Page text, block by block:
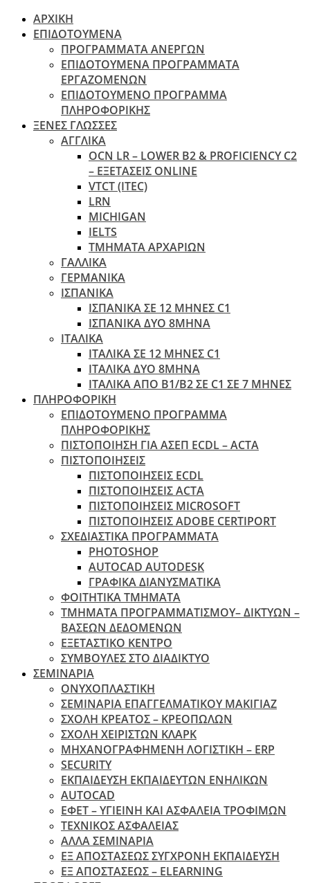
ΑΡΧΙΚΗ
ΕΠΙΔΟΤΟΥΜΕΝΑ
ΠΡΟΓΡΑΜΜΑΤΑ ΑΝΕΡΓΩΝ
ΕΠΙΔΟΤΟΥΜΕΝΑ ΠΡΟΓΡΑΜΜΑΤΑ
ΕΡΓΑΖΟΜΕΝΩΝ
ΕΠΙΔΟΤΟΥΜΕΝΟ ΠΡΟΓΡΑΜΜΑ
ΠΛΗΡΟΦΟΡΙΚΗΣ
ΞΕΝΕΣ ΓΛΩΣΣΕΣ
ΑΓΓΛΙΚΑ
OCN LR – LOWER B2 & PROFICIENCY C2
– ΕΞΕΤΆΣΕΙΣ ONLINE
VTCT (ITEC)
LRN
MICHIGAN
IELTS
ΤΜΗΜΑΤΑ ΑΡΧΑΡΙΩΝ
ΓΑΛΛΙΚΑ
ΓΕΡΜΑΝΙΚΑ
ΙΣΠΑΝΙΚΑ
ΙΣΠΑΝΙΚΑ ΣΕ 12 ΜΗΝΕΣ C1
ΙΣΠΑΝΙΚΑ ΔΥΟ 8ΜΗΝΑ
ΙΤΑΛΙΚΑ
ΙΤΑΛΙΚΑ ΣΕ 12 ΜΗΝΕΣ C1
ΙΤΑΛΙΚΑ ΔΥΟ 8ΜΗΝΑ
ΙΤΑΛΙΚΑ ΑΠΌ B1/B2 ΣΕ C1 ΣΕ 7 ΜΉΝΕΣ
ΠΛΗΡΟΦΟΡΙΚΗ
ΕΠΙΔΟΤΟΥΜΕΝΟ ΠΡΟΓΡΑΜΜΑ
ΠΛΗΡΟΦΟΡΙΚΗΣ
ΠIΣΤΟΠΟΙΗΣΗ ΓΙΑ ΑΣΕΠ ECDL – ACTA
ΠΙΣΤΟΠΟΙΗΣΕΙΣ
ΠΙΣΤΟΠΟΙΗΣΕΙΣ ECDL
ΠΙΣΤΟΠΟΙΗΣΕΙΣ ACTA
ΠΙΣΤΟΠΟΙΗΣΕΙΣ MICROSOFT
ΠΙΣΤΟΠΟΙΗΣΕΙΣ ADOBE CERTIPORT
ΣΧΕΔΙΑΣΤΙΚΑ ΠΡΟΓΡΑΜΜΑΤΑ
PHOTOSHOP
AUTOCAD AUTODESK
ΓΡΑΦΙΚΑ ΔΙΑΝΥΣΜΑΤΙΚΑ
ΦΟΙΤΗΤΙΚΑ ΤΜΗΜΑΤΑ
ΤΜΗΜΑΤΑ ΠΡΟΓΡΑΜΜΑΤΙΣΜΟΥ– ΔΙΚΤΥΩΝ –
ΒΑΣΕΩΝ ΔΕΔΟΜΕΝΩΝ
ΕΞΕΤΑΣΤΙΚΟ ΚΕΝΤΡΟ
ΣΥΜΒΟΥΛΕΣ ΣΤΟ ΔΙΑΔΙΚΤΥΟ
ΣΕΜΙΝΑΡΙΑ
ΟΝΥΧΟΠΛΑΣΤΙΚΗ
ΣΕΜΙΝΑΡΙΑ ΕΠΑΓΓΕΛΜΑΤΙΚΟΥ ΜΑΚΙΓΙΑΖ
ΣΧΟΛΗ ΚΡΕΑΤΟΣ – ΚΡΕΟΠΩΛΩΝ
ΣΧΟΛΗ ΧΕΙΡΙΣΤΩΝ ΚΛΑΡΚ
ΜΗΧΑΝΟΓΡΑΦΗΜΕΝΗ ΛΟΓΙΣΤΙΚΗ – ERP
SECURITY
ΕΚΠΑΙΔΕΥΣΗ ΕΚΠΑΙΔΕΥΤΩΝ ΕΝΗΛΙΚΩΝ
ΑUTOCAD
ΕΦΕΤ – ΥΓΙΕΙΝΗ ΚΑΙ ΑΣΦΑΛΕΙΑ ΤΡΟΦΙΜΩΝ
ΤΕΧΝΙΚΟΣ ΑΣΦΑΛΕΙΑΣ
ΆΛΛΑ ΣΕΜΙΝΑΡΙΑ
EΞ ΑΠΟΣΤΑΣΕΩΣ ΣΥΓΧΡΟΝΗ ΕΚΠΑΙΔΕΥΣΗ
ΕΞ ΑΠΟΣΤΑΣΕΩΣ – ELEARNING